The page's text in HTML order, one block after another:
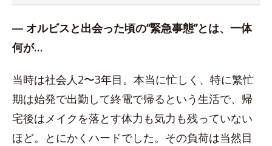
― オルビスと出会った頃の“緊急事態”とは、一体
何が…
当時は社会人2〜3年目。本当に忙しく、特に繁忙
期は始発で出勤して終電で帰るという生活で、帰
宅後はメイクを落とす体力も気力も残っていない
ほど。とにかくハードでした。その負荷は当然目